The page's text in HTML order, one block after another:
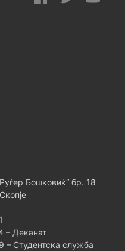
Бошковиќ“ бр. 18
– Деканат
– Студентска служба